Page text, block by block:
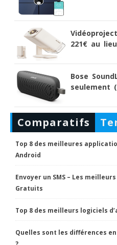
221€ au
Bose
seulement
Comparatifs
Top 8 des meilleures
Android
Envoyer un SMS – Les
Gratuits
Top 8 des meilleurs logiciels
Quelles sont les différences